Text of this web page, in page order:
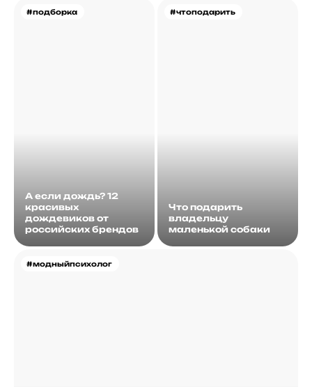
#подборка
А если дождь? 12
красивых
дождевиков от
российских брендов
#модныйпсихолог
#чтоподарить
Что подарить
владельцу
маленькой собаки